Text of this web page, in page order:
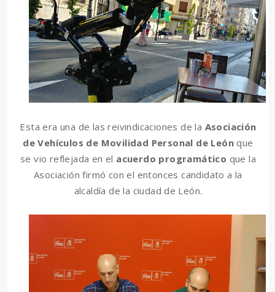
Esta era una de las reivindicaciones de la Asociación
de Vehículos de Movilidad Personal de León que
se vio reflejada en el acuerdo programático que la
Asociación firmó con el entonces candidato a la
alcaldía de la ciudad de León.